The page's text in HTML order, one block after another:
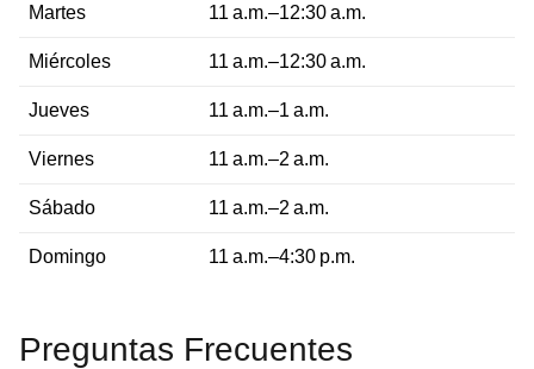
Martes 11 a.m.–12:30 a.m.
Miércoles 11 a.m.–12:30 a.m.
Jueves 11 a.m.–1 a.m.
Viernes 11 a.m.–2 a.m.
Sábado 11 a.m.–2 a.m.
Domingo 11 a.m.–4:30 p.m.
Preguntas Frecuentes